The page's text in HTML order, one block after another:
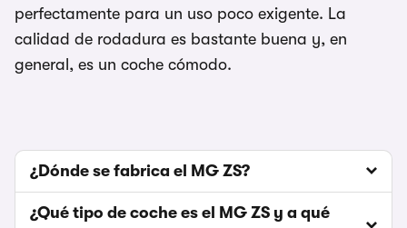
perfectamente para un uso poco exigente. La
calidad de rodadura es bastante buena y, en
general, es un coche cómodo.
¿Dónde se fabrica el MG ZS?
¿Qué tipo de coche es el MG ZS y a qué